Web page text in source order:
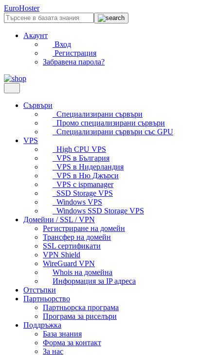
EuroHoster
Акаунт
Вход
Регистрация
Забравена парола?
Сървъри
Специализирани сървъри
Промо специализирани сървъри
Специализирани сървъри със GPU
VPS
High CPU VPS
VPS в България
VPS в Нидерландия
VPS в Ню Джърси
VPS с ispmanager
SSD Storage VPS
Windows VPS
Windows SSD Storage VPS
Домейни / SSL / VPN
Регистриране на домейн
Трансфер на домейн
SSL сертификати
VPN Shield
WireGuard VPN
Whois на домейна
Информация за IP адреса
Отстъпки
Партньорство
Партньорска програма
Програма за риселъри
Поддръжка
База знания
Форма за контакт
За нас